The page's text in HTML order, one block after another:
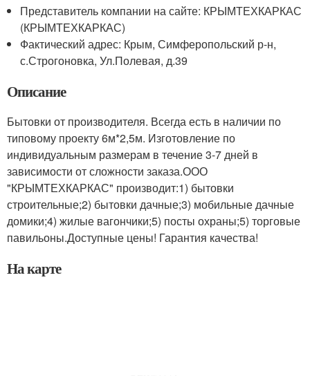
Представитель компании на сайте: КРЫМТЕХКАРКАС
(КРЫМТЕХКАРКАС)
Фактический адрес: Крым, Симферопольский р-н,
с.Строгоновка, Ул.Полевая, д.39
Описание
Бытовки от производителя. Всегда есть в наличии по
типовому проекту 6м*2,5м. Изготовление по
индивидуальным размерам в течение 3-7 дней в
зависимости от сложности заказа.ООО
"КРЫМТЕХКАРКАС" производит:1) бытовки
строительные;2) бытовки дачные;3) мобильные дачные
домики;4) жилые вагончики;5) посты охраны;5) торговые
павильоны.Доступные цены! Гарантия качества!
На карте